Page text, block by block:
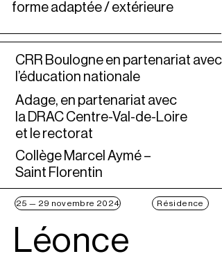
forme adaptée / extérieure
CRR Boulogne en partenariat avec
l’éducation nationale
Adage, en partenariat avec
la DRAC Centre-Val-de-Loire
et le rectorat
Collège Marcel Aymé –
Saint Florentin
25 — 29 novembre 2024 Résidence
Léonce